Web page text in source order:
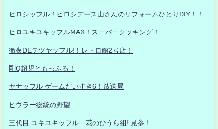
ヒロシッフル！ヒロシデース山さんのリフォームひとりDIY！！
ヒロユキユキッフルMAX！スーパークッキング！
徹夜DEテツヤッフル!！レトロ館2号店！
剛Q超児ともっふる！
ヤナッフル ゲームだいすき6！放送局
ヒウラー総統の野望
三代目 ユキユキッフル 花のひうら組! 見参！